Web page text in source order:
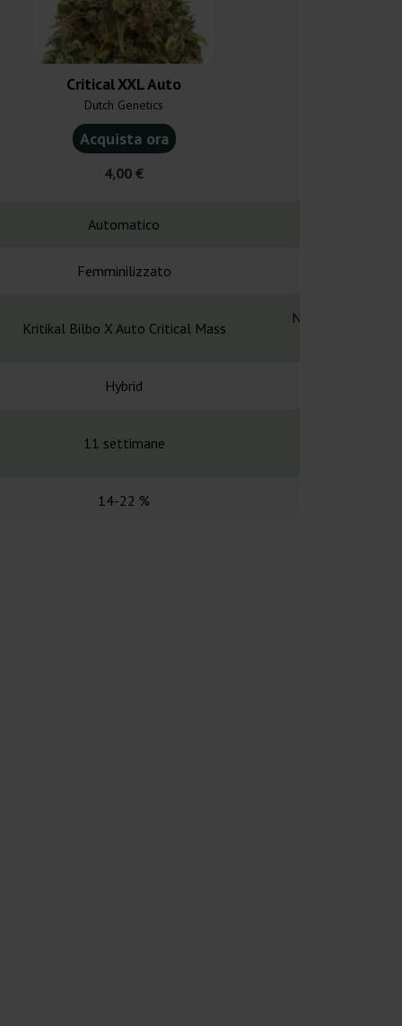
Critical XXL Auto
Dutch Genetics
Acquista ora
4,00 €
Automatico
Femminilizzato
Kritikal Bilbo X Auto Critical Mass
Northern Lights ×
Hybrid
11 settimane
14-22 %